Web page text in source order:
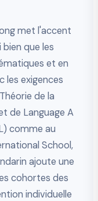
met l'accent
que les
et en
les exigences
de la
de Language A
comme au
School,
ajoute une
cohortes des
individuelle